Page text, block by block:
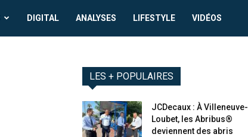
DIGITAL ANALYSES LIFESTYLE VIDÉOS
LES + POPULAIRES
JCDecaux : À Villeneuve-
Loubet, les Abribus®
deviennent des abris